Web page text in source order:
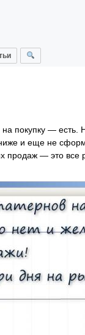
покупку — есть.
и еще не
продаж — это все